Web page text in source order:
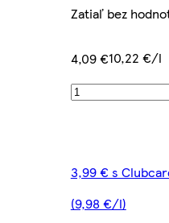
Zatiaľ bez
4,09 €10,22 €/l
3,99 € s
(9,98 €/l)